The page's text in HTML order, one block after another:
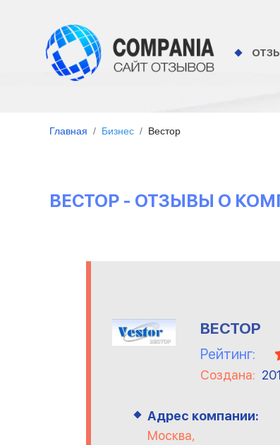
Главная Бизнес Вестор
ВЕСТОР - ОТЗЫВЫ О
ВЕСТОР
Рейтинг:
Создана:
Адрес компании:
Москва,